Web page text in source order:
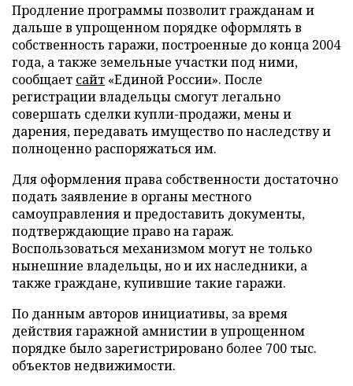
Продление программы позволит гражданам и
дальше в упрощенном порядке оформлять в
собственность гаражи, построенные до конца 2004
года, а также земельные участки под ними,
сообщает сайт «Единой России». После
регистрации владельцы смогут легально
совершать сделки купли-продажи, мены и
дарения, передавать имущество по наследству и
полноценно распоряжаться им.
Для оформления права собственности достаточно
подать заявление в органы местного
самоуправления и предоставить документы,
подтверждающие право на гараж.
Воспользоваться механизмом могут не только
нынешние владельцы, но и их наследники, а
также граждане, купившие такие гаражи.
По данным авторов инициативы, за время
действия гаражной амнистии в упрощенном
порядке было зарегистрировано более 700 тыс.
объектов недвижимости.